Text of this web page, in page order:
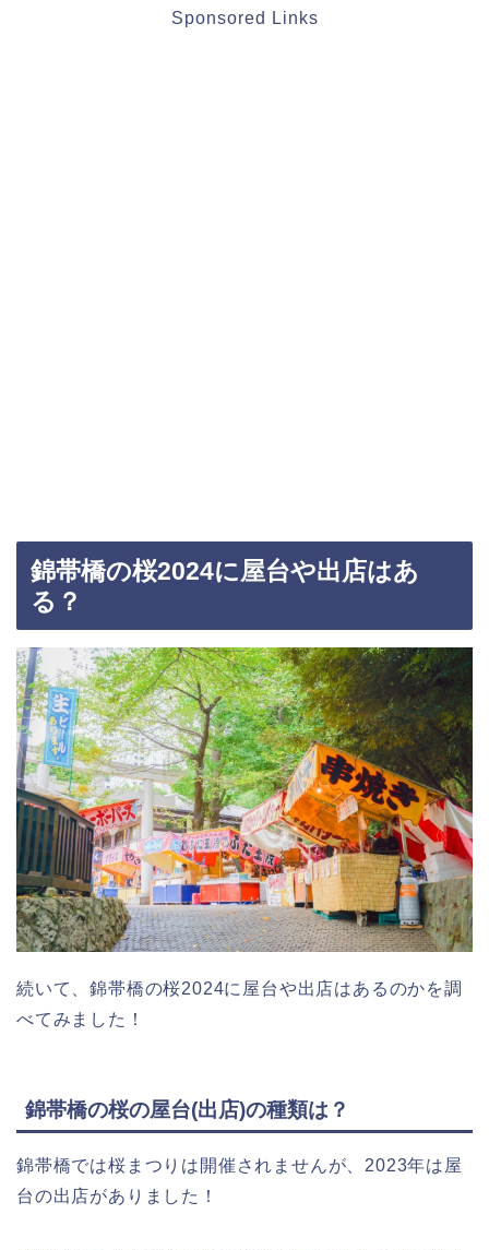
Sponsored Links
錦帯橋の桜2024に屋台や出店はあ
る？
続いて、錦帯橋の桜2024に屋台や出店はあるのかを調
べてみました！
錦帯橋の桜の屋台(出店)の種類は？
錦帯橋では桜まつりは開催されませんが、2023年は屋
台の出店がありました！